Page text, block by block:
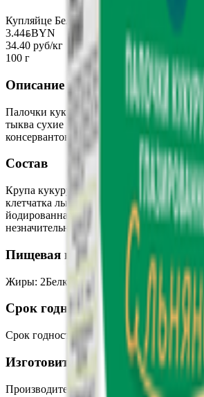
Купляйце Беларускае
3.44BYNBYN
34.40 руб/кг
100 г
Описание
Палочки кукурузные «Лидкон» с
тыква сухие завтраки, без
консервантов
Состав
Крупа кукурузная, сок
клетчатка льняная, тыква сушеная
йодированная (соль, йодат калия).
незначительное количество молочных
Пищевая ценность на 100г
Жиры: 2Белки Калории 310Углеводы:
Срок годности
Срок годности 10 месяцев
Изготовитель
Производитель:ОАО